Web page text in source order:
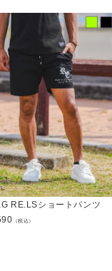
RE.LSショートパンツ
（税込）